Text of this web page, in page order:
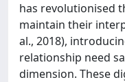
has revolutionised
maintain their
al., 2018),
relationship need
dimension. These